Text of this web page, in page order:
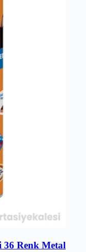
Renk Metal